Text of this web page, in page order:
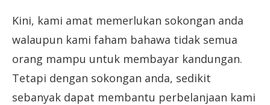
Kini, kami amat memerlukan sokongan anda
walaupun kami faham bahawa tidak semua
orang mampu untuk membayar kandungan.
Tetapi dengan sokongan anda, sedikit
sebanyak dapat membantu perbelanjaan kami